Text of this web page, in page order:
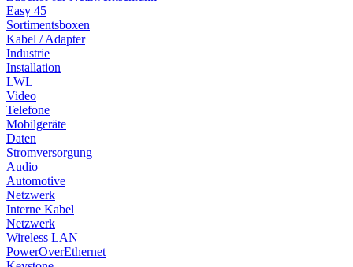
Easy 45
Sortimentsboxen
Kabel / Adapter
Industrie
Installation
LWL
Video
Telefone
Mobilgeräte
Daten
Stromversorgung
Audio
Automotive
Netzwerk
Interne Kabel
Netzwerk
Wireless LAN
PowerOverEthernet